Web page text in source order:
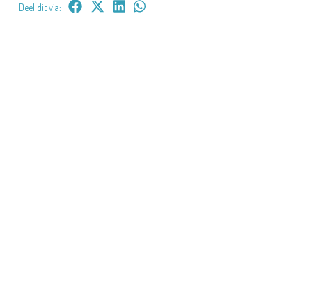
Deel dit via: